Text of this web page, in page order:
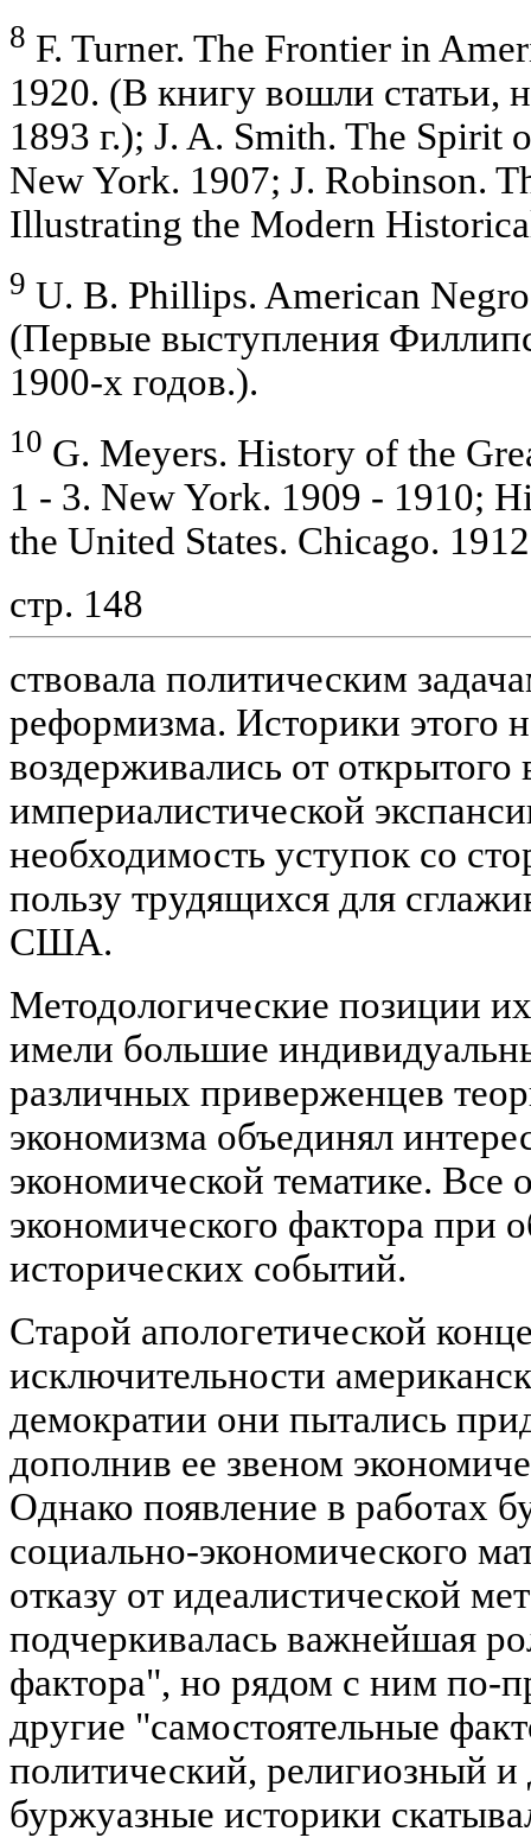
8 F. Turner. The Frontier in
1920. (В книгу вошли статьи,
1893 г.); J. A. Smith. The Spirit
New York. 1907; J. Robinson.
Illustrating the Modern
9 U. B. Phillips. American
(Первые выступления
1900-х годов.).
10 G. Meyers. History of the
1 - 3. New York. 1909 - 1910;
the United States. Chicago.
стр. 148
ствовала политическим
реформизма. Историки этого
воздерживались от открытого
империалистической
необходимость уступок со
пользу трудящихся для
США.
Методологические позиции
имели большие
различных приверженцев
экономизма объединял
экономической тематике. Все
экономического фактора при
исторических событий.
Старой апологетической
исключительности
демократии они пытались
дополнив ее звеном
Однако появление в работах
социально-экономического
отказу от идеалистической
подчеркивалась важнейшая
фактора", но рядом с ним по-
другие "самостоятельные
политический, религиозный
буржуазные историки